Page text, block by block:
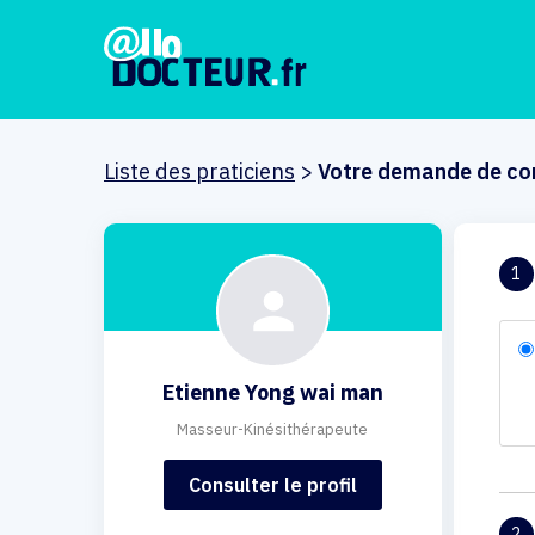
Liste des praticiens > Votre demande de
Etienne Yong wai man
Masseur-Kinésithérapeute
Consulter le profil
1